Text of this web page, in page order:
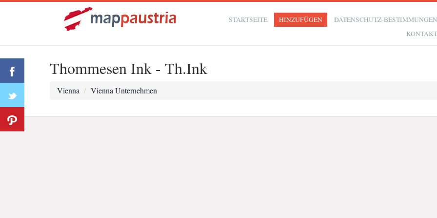
STARTSEITE HINZUFÜGEN
DATENSCHUTZ-
Thommesen Ink - Th.Ink
Vienna Vienna Unternehmen